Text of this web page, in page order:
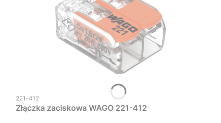
Kod produktu
221-412
Złączka zaciskowa WAGO 221-412